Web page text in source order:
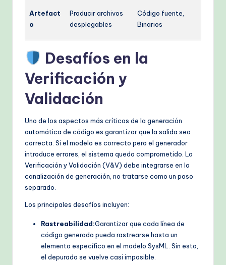
Artefact
o
Producir archivos
desplegables
Código fuente,
Binarios
Desafíos en la
Verificación y
Validación
Uno de los aspectos más críticos de la generación
automática de código es garantizar que la salida sea
correcta. Si el modelo es correcto pero el generador
introduce errores, el sistema queda comprometido. La
Verificación y Validación (V&V) debe integrarse en la
canalización de generación, no tratarse como un paso
separado.
Los principales desafíos incluyen:
Rastreabilidad:Garantizar que cada línea de
código generado pueda rastrearse hasta un
elemento específico en el modelo SysML. Sin esto,
el depurado se vuelve casi imposible.